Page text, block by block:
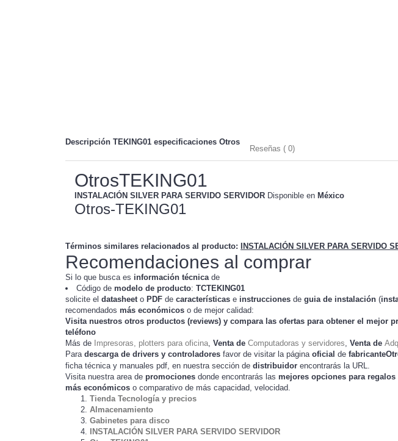
Descripción TEKING01 especificaciones Otros
Reseñas ( 0)
OtrosTEKING01
INSTALACIÓN SILVER PARA SERVIDO SERVIDOR Disponible en México
Otros-TEKING01
Términos similares relacionados al producto: INSTALACIÓN SILVER PARA SERVIDO
Recomendaciones al comprar
Si lo que busca es información técnicade
Código de modelo de producto: TCTEKING01
solicite el datasheeto PDF de características e instrucciones de guia de instalación (
recomendados más económicos o de mejor calidad:
Visita nuestros otros productos (reviews) y compara las ofertas para obtener el mejor
teléfono
Más de Impresoras, plotters para oficina, Venta de Computadoras y servidores, Venta de
Para descarga de drivers y controladores favor de visitar la página oficial de
ficha técnica y manuales pdf, en nuestra sección de distribuidor encontrarás la URL.
Visita nuestra area de promociones donde encontrarás las mejores opciones para
más económicos o comparativo de más capacidad, velocidad.
Tienda Tecnología y precios
Almacenamiento
Gabinetes para disco
INSTALACIÓN SILVER PARA SERVIDO SERVIDOR